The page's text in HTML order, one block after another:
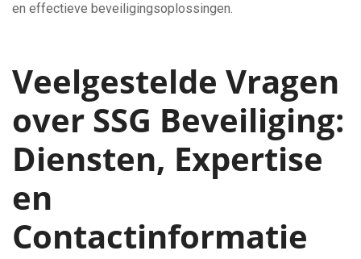
en effectieve beveiligingsoplossingen.
Veelgestelde Vragen
over SSG Beveiliging:
Diensten, Expertise
en
Contactinformatie